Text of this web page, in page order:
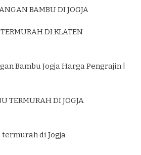
BAMBU DI JOGJA
DI KLATEN
Bambu Jogja Harga Pengrajin |
TERMURAH DI JOGJA
termurah di Jogja